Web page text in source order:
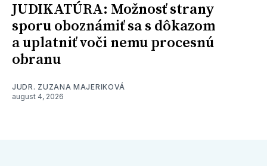
JUDIKATÚRA: Možnosť strany
sporu oboznámiť sa s dôkazom
a uplatniť voči nemu procesnú
obranu
JUDR. ZUZANA MAJERIKOVÁ
august 4, 2026